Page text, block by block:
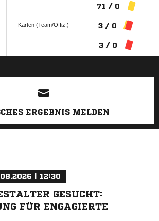
Karten (Team/Offiz.)
71 / 0
3 / 0
3 / 0
ANZEIGE
ERGEBNIS MELDEN
| 12:30
GESUCHT:
FÜR ENGAGIERTE